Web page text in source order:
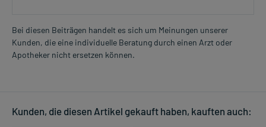
Bei diesen Beiträgen handelt es sich um Meinungen unserer
Kunden, die eine individuelle Beratung durch einen Arzt oder
Apotheker nicht ersetzen können.
Kunden, die diesen Artikel gekauft haben, kauften auch: